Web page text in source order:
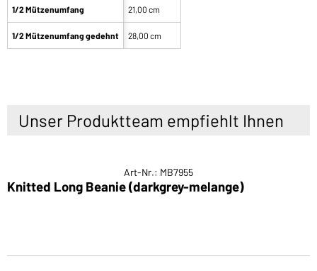
1/2 Mützenumfang
1/2 Mützenumfang gedehnt
21,00 cm
28,00 cm
Unser Produktteam empfiehlt Ihnen